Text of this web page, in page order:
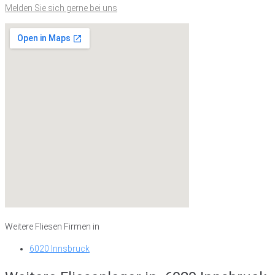
Melden Sie sich gerne bei uns
Weitere Fliesen Firmen in
6020 Innsbruck